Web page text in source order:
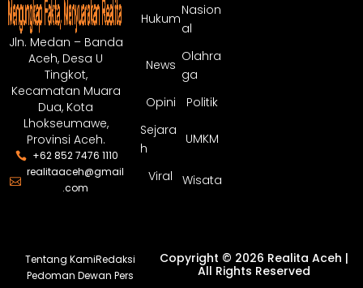
Jln. Medan – Banda
Aceh, Desa U
Tingkot,
Kecamatan Muara
Dua, Kota
Lhokseumawe,
Provinsi Aceh.
+62 852 7476 1110
realitaaceh@gmail
.com
Hukum
Nasion
al
News
Olahra
ga
Opini
Politik
Sejara
h
UMKM
Viral Wisata
Tentang KamiRedaksi
Pedoman Dewan Pers
Copyright © 2026 Realita Aceh |
All Rights Reserved